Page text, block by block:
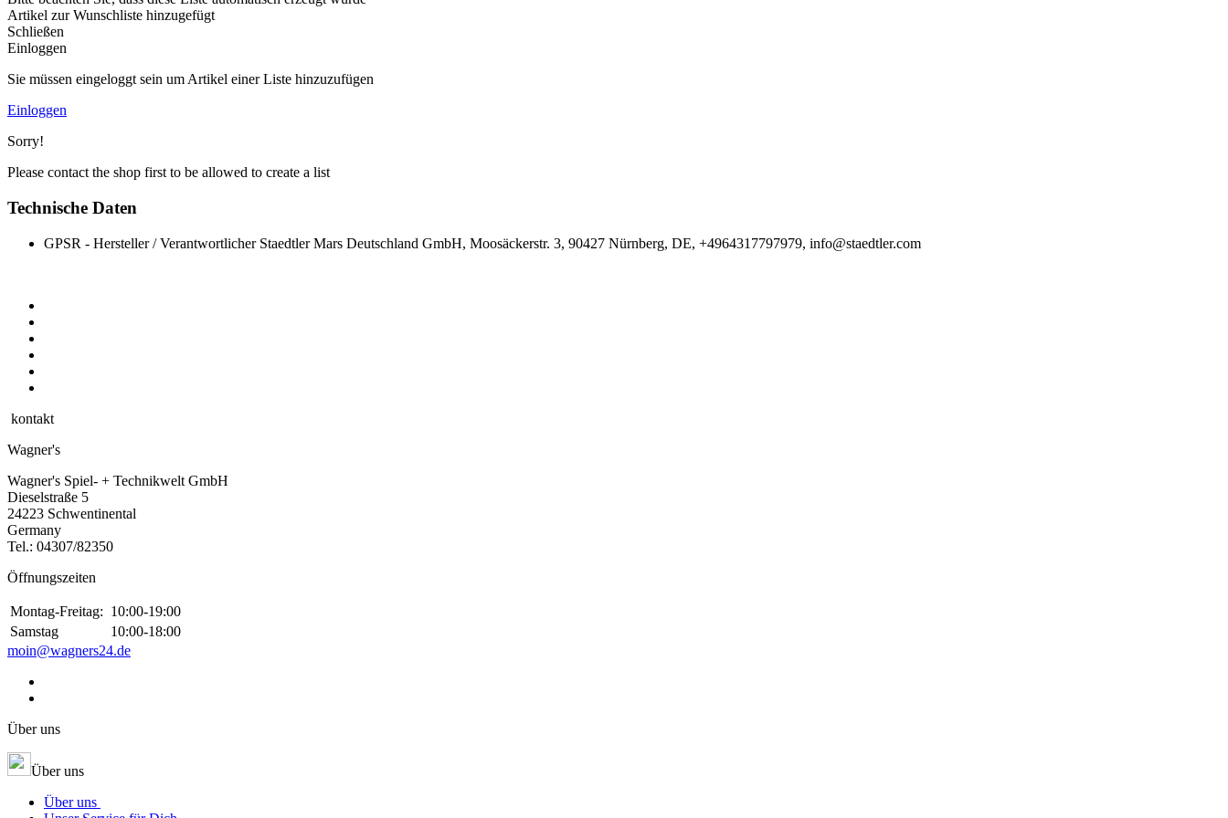
Artikel zur Wunschliste hinzugefügt
Schließen
Einloggen
Sie müssen eingeloggt sein um Artikel einer Liste hinzuzufügen
Einloggen
Sorry!
Please contact the shop first to be allowed to create a list
Technische Daten
GPSR - Hersteller / Verantwortlicher Staedtler Mars Deutschland GmbH, Moosäckerstr. 3, 90427 Nürnberg, DE, +4964317797979, info@staedtler.com
kontakt
Wagner's
Wagner's Spiel- + Technikwelt GmbH
Dieselstraße 5
24223 Schwentinental
Germany
Tel.: 04307/82350
Öffnungszeiten
Montag-Freitag: 10:00-19:00
Samstag
10:00-18:00
moin@wagners24.de
Über uns
Über uns
Über uns